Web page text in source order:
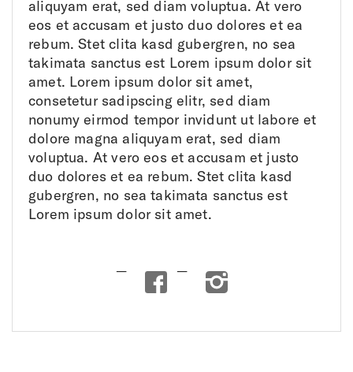
Spenden
DE FR EN IT
aliquyam erat, sed diam voluptua. At vero
eos et accusam et justo duo dolores et ea
rebum. Stet clita kasd gubergren, no sea
takimata sanctus est Lorem ipsum dolor sit
amet. Lorem ipsum dolor sit amet,
consetetur sadipscing elitr, sed diam
nonumy eirmod tempor invidunt ut labore et
dolore magna aliquyam erat, sed diam
voluptua. At vero eos et accusam et justo
duo dolores et ea rebum. Stet clita kasd
gubergren, no sea takimata sanctus est
Lorem ipsum dolor sit amet.
FacebookInstagram